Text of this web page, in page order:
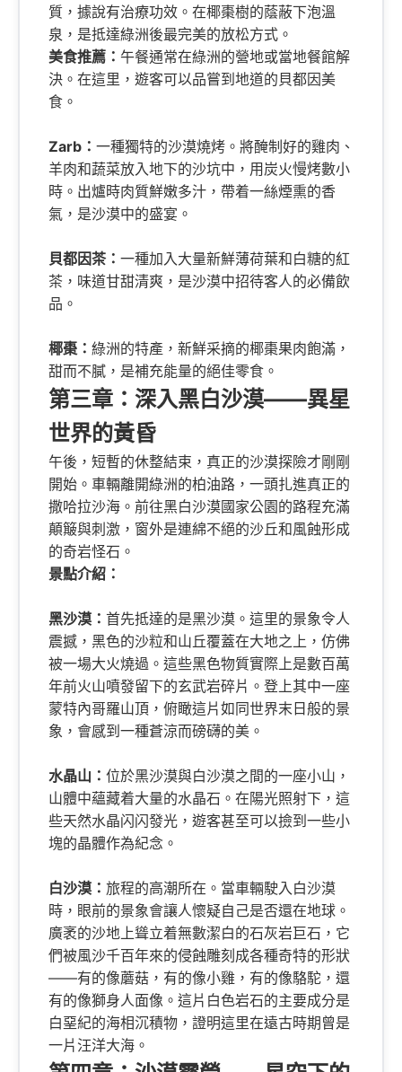
質，據說有治療功效。在椰棗樹的蔭蔽下泡溫
泉，是抵達綠洲後最完美的放松方式。
美食推薦： 午餐通常在綠洲的營地或當地餐館解
決。在這里，遊客可以品嘗到地道的貝都因美
食。
Zarb： 一種獨特的沙漠燒烤。將醃制好的雞肉、
羊肉和蔬菜放入地下的沙坑中，用炭火慢烤數小
時。出爐時肉質鮮嫩多汁，帶着一絲煙熏的香
氣，是沙漠中的盛宴。
貝都因茶： 一種加入大量新鮮薄荷葉和白糖的紅
茶，味道甘甜清爽，是沙漠中招待客人的必備飲
品。
椰棗： 綠洲的特產，新鮮采摘的椰棗果肉飽滿，
甜而不膩，是補充能量的絕佳零食。
第三章：深入黑白沙漠——異星
世界的黃昏
午後，短暫的休整結束，真正的沙漠探險才剛剛
開始。車輛離開綠洲的柏油路，一頭扎進真正的
撒哈拉沙海。前往黑白沙漠國家公園的路程充滿
顛簸與刺激，窗外是連綿不絕的沙丘和風蝕形成
的奇岩怪石。
景點介紹：
黑沙漠： 首先抵達的是黑沙漠。這里的景象令人
震撼，黑色的沙粒和山丘覆蓋在大地之上，仿佛
被一場大火燒過。這些黑色物質實際上是數百萬
年前火山噴發留下的玄武岩碎片。登上其中一座
蒙特內哥羅山頂，俯瞰這片如同世界末日般的景
象，會感到一種蒼涼而磅礴的美。
水晶山： 位於黑沙漠與白沙漠之間的一座小山，
山體中蘊藏着大量的水晶石。在陽光照射下，這
些天然水晶闪闪發光，遊客甚至可以撿到一些小
塊的晶體作為紀念。
白沙漠： 旅程的高潮所在。當車輛駛入白沙漠
時，眼前的景象會讓人懷疑自己是否還在地球。
廣袤的沙地上聳立着無數潔白的石灰岩巨石，它
們被風沙千百年來的侵蝕雕刻成各種奇特的形狀
——有的像蘑菇，有的像小雞，有的像駱駝，還
有的像獅身人面像。這片白色岩石的主要成分是
白堊紀的海相沉積物，證明這里在遠古時期曾是
一片汪洋大海。